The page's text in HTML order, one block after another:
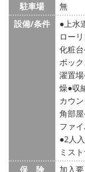
駐車場
無
設備/条件
上水
ロー
化粧台
ボック
濯置場
燥 収
カウ
角部屋
ファ
2人
ミス
保 険
加入要